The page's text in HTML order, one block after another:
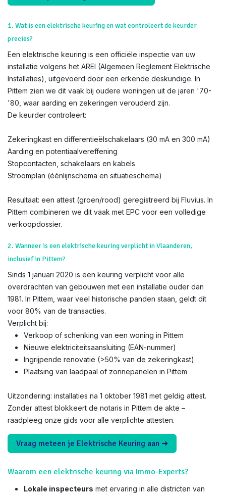
1. Wat is een elektrische keuring en wat controleert de keurder
precies?
Een elektrische keuring is een officiële inspectie van uw
installatie volgens het AREI (Algemeen Reglement Elektrische
Installaties), uitgevoerd door een erkende deskundige. In
Pittem zien we dit vaak bij oudere woningen uit de jaren '70-
'80, waar aarding en zekeringen verouderd zijn.
De keurder controleert:
Zekeringkast en differentieëlschakelaars (30 mA en 300 mA)
Aarding en potentiaalvereffening
Stopcontacten, schakelaars en kabels
Stroomplan (éénlijnschema en situatieschema)
Resultaat: een attest (groen/rood) geregistreerd bij Fluvius. In
Pittem combineren we dit vaak met EPC voor een volledige
verkoopdossier.
2. Wanneer is een elektrische keuring verplicht in Vlaanderen,
inclusief in Pittem?
Sinds 1 januari 2020 is een keuring verplicht voor alle
overdrachten van gebouwen met een installatie ouder dan
1981. In Pittem, waar veel historische panden staan, geldt dit
voor 80% van de transacties.
Verplicht bij:
Verkoop of schenking van een woning in Pittem
Nieuwe elektriciteitsaansluiting (EAN-nummer)
Ingrijpende renovatie (>50% van de zekeringkast)
Plaatsing van laadpaal of zonnepanelen in Pittem
Uitzondering: installaties na 1 oktober 1981 met geldig attest.
Zonder attest blokkeert de notaris in Pittem de akte –
raadpleeg onze gids voor alle verplichte attesten.
Vraag meteen je Elektrische Keuring aan ➜
Waarom een elektrische keuring via Immo-Experts?
Lokale inspecteurs met ervaring in alle districten van